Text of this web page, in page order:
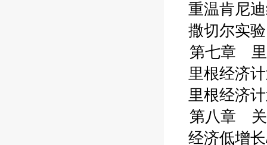
重温肯尼迪
撒切尔实验
第七章 里
里根经济计
里根经济计
第八章 关
经济低增长